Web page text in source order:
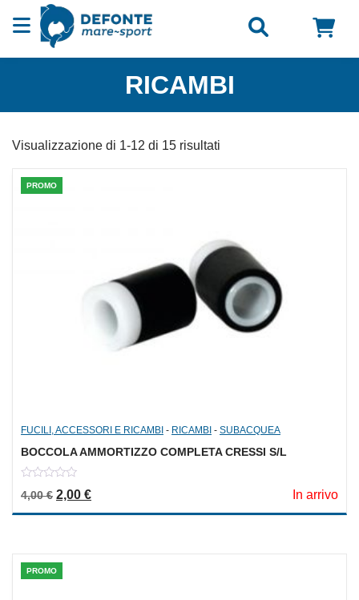
Vai al contenuto
RICAMBI
Visualizzazione di 1-12 di 15 risultati
PROMO
FUCILI, ACCESSORI E RICAMBI - RICAMBI - SUBACQUEA
BOCCOLA AMMORTIZZO COMPLETA CRESSI S/L
out
5
4,00€ Il prezzo originale era: 4,00 €.
2,00 €Il prezzo attuale è: 2,00 €. In arrivo
PROMO